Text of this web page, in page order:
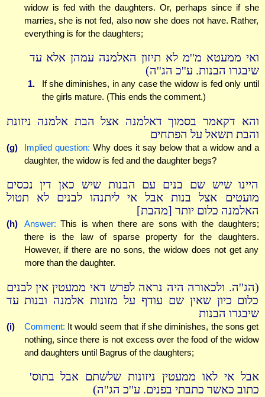
widow is fed with the daughters. Or, perhaps since if she
marries, she is not fed, also now she does not have. Rather,
everything is for the daughters;
ואי ממעטא מ''מ לא תיזון האלמנה עמהן אלא עד
שיבגרו הבנות. ע''כ הג''ה)
1.
If she diminishes, in any case the widow is fed only until
the girls mature. (This ends the comment.)
והא דקאמר בסמוך דאלמנה אצל הבת אלמנה ניזונת
והבת תשאל על הפתחים
(g) Implied question: Why does it say below that a widow and a
daughter, the widow is fed and the daughter begs?
היינו שיש שם בנים עם הבנות שיש כאן דין נכסים
מועטים אצל בנות אבל אי ליתנהו לבנים לא תטול
האלמנה כלום יותר [מהבת]
(h) Answer: This is when there are sons with the daughters;
there is the law of sparse property for the daughters.
However, if there are no sons, the widow does not get any
more than the daughter.
(הג''ה. ולכאורה היה נראה לפרש דאי ממעטין אין לבנים
כלום כיון שאין שם עודף על מזונות אלמנה ובנות עד
שיבגרו הבנות
(i) Comment: It would seem that if she diminishes, the sons get
nothing, since there is not excess over the food of the widow
and daughters until Bagrus of the daughters;
אבל אי לאו ממעטין ניזונות שלשתם אבל בתוס'
כתוב כאשר כתבתי בפנים. ע''כ הג''ה)